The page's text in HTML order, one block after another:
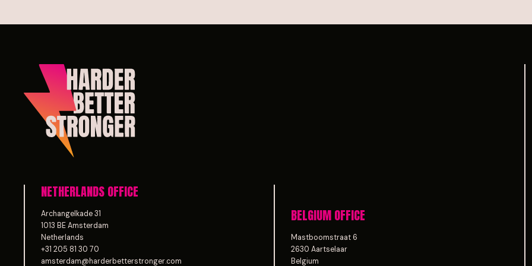
NETHERLANDS OFFICE
Archangelkade 31
1013 BE Amsterdam
Netherlands
+31 205 81 30 70
amsterdam@harderbetterstronger.com
BELGIUM OFFICE
Mastboomstraat 6
2630 Aartselaar
Belgium